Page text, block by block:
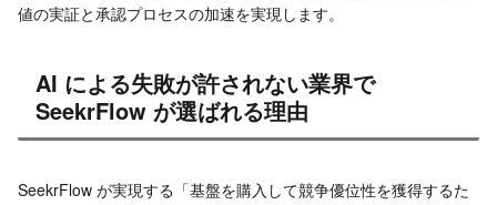
値の実証と承認プロセスの加速を実現します。
AI による失敗が許されない業界で
SeekrFlow が選ばれる理由
SeekrFlow が実現する「基盤を購入して競争優位性を獲得するた